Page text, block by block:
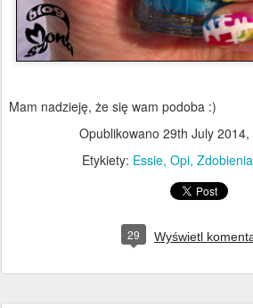
Mam nadzieję, że się wam podoba :)
Opublikowano 29th July 2014,
Etykiety: Essie Opi
29 Wyświetl